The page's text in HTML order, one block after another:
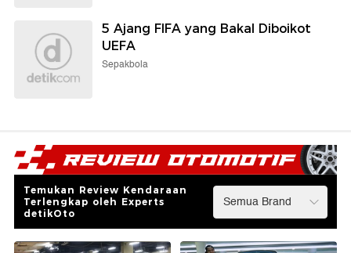
5 Ajang FIFA yang Bakal Diboikot
UEFA
Sepakbola
Temukan Review Kendaraan
Terlengkap oleh Experts
detikOto